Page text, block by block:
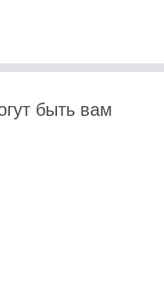
быть вам